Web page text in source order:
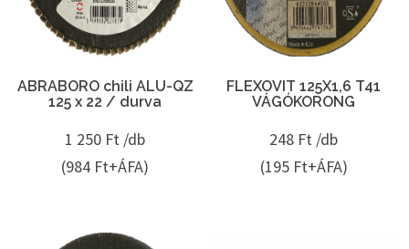
ABRABORO chili ALU-QZ
125 x 22 / durva
1 250 Ft /db
(984 Ft+ÁFA)
FLEXOVIT 125X1,6 T41
VÁGÓKORONG
248 Ft /db
(195 Ft+ÁFA)